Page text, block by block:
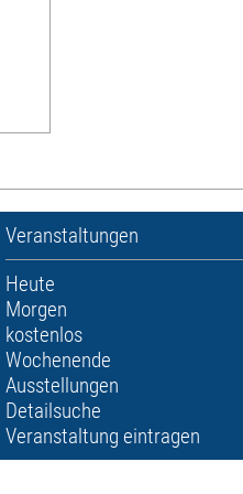
Veranstaltungen
Heute
Morgen
kostenlos
Wochenende
Ausstellungen
Detailsuche
Veranstaltung eintragen